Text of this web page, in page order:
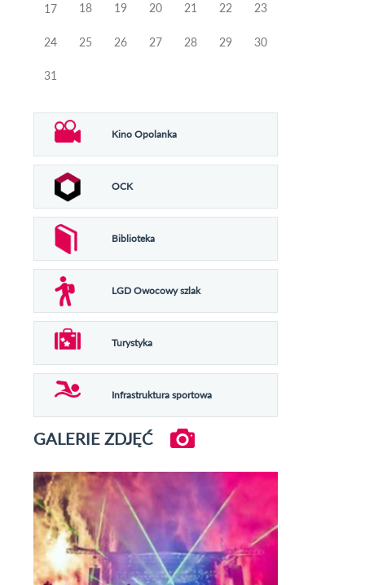
17 18 19 20 21 22 23
24 25 26 27 28 29 30
31
Kino Opolanka
OCK
Biblioteka
LGD Owocowy szlak
Turystyka
Infrastruktura sportowa
GALERIE ZDJĘĆ